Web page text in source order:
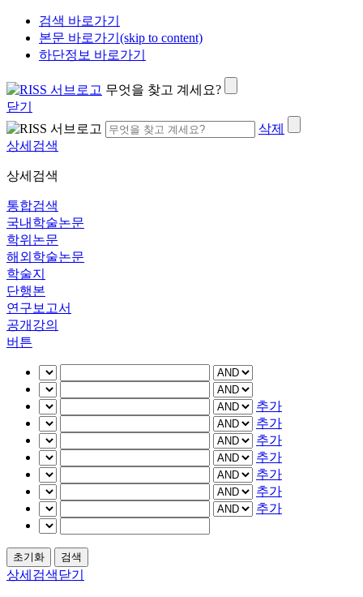
검색 바로가기
본문 바로가기(skip to content)
하단정보 바로가기
무엇을 찾고 계세요?
닫기
삭제
상세검색
상세검색
통합검색
국내학술논문
학위논문
해외학술논문
학술지
단행본
연구보고서
공개강의
버튼
추가
추가
추가
추가
추가
추가
추가
상세검색닫기